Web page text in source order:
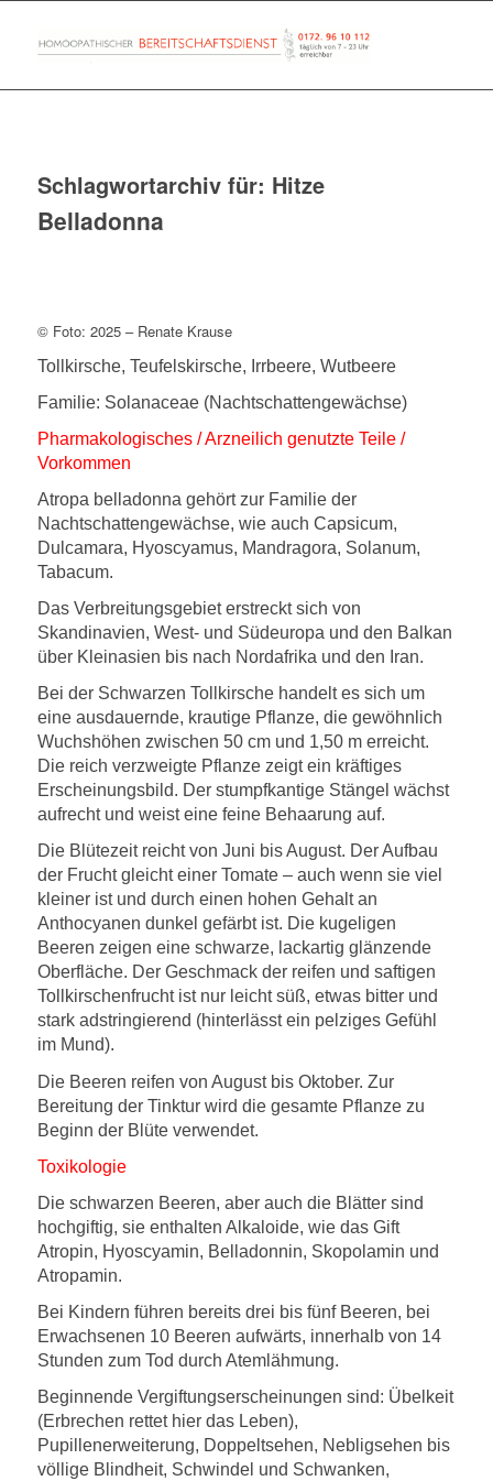
Schlagwortarchiv für: Hitze
Belladonna
© Foto: 2025 – Renate Krause
Tollkirsche, Teufelskirsche, Irrbeere, Wutbeere
Familie: Solanaceae (Nachtschattengewächse)
Pharmakologisches / Arzneilich genutzte Teile /
Vorkommen
Atropa belladonna gehört zur Familie der
Nachtschattengewächse, wie auch Capsicum,
Dulcamara, Hyoscyamus, Mandragora, Solanum,
Tabacum.
Das Verbreitungsgebiet erstreckt sich von
Skandinavien, West- und Südeuropa und den Balkan
über Kleinasien bis nach Nordafrika und den Iran.
Bei der Schwarzen Tollkirsche handelt es sich um
eine ausdauernde, krautige Pflanze, die gewöhnlich
Wuchshöhen zwischen 50 cm und 1,50 m erreicht.
Die reich verzweigte Pflanze zeigt ein kräftiges
Erscheinungsbild. Der stumpfkantige Stängel wächst
aufrecht und weist eine feine Behaarung auf.
Die Blütezeit reicht von Juni bis August. Der Aufbau
der Frucht gleicht einer Tomate – auch wenn sie viel
kleiner ist und durch einen hohen Gehalt an
Anthocyanen dunkel gefärbt ist. Die kugeligen
Beeren zeigen eine schwarze, lackartig glänzende
Oberfläche. Der Geschmack der reifen und saftigen
Tollkirschenfrucht ist nur leicht süß, etwas bitter und
stark adstringierend (hinterlässt ein pelziges Gefühl
im Mund).
Die Beeren reifen von August bis Oktober. Zur
Bereitung der Tinktur wird die gesamte Pflanze zu
Beginn der Blüte verwendet.
Toxikologie
Die schwarzen Beeren, aber auch die Blätter sind
hochgiftig, sie enthalten Alkaloide, wie das Gift
Atropin, Hyoscyamin, Belladonnin, Skopolamin und
Atropamin.
Bei Kindern führen bereits drei bis fünf Beeren, bei
Erwachsenen 10 Beeren aufwärts, innerhalb von 14
Stunden zum Tod durch Atemlähmung.
Beginnende Vergiftungserscheinungen sind: Übelkeit
(Erbrechen rettet hier das Leben),
Pupillenerweiterung, Doppeltsehen, Nebligsehen bis
völlige Blindheit, Schwindel und Schwanken,